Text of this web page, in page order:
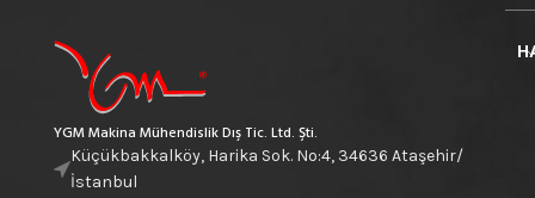
YGM Makina Mühendislik Dış Tic. Ltd. Şti.
Küçükbakkalköy, Harika Sok. No:4, 34636 Ataşehir/
İstanbul